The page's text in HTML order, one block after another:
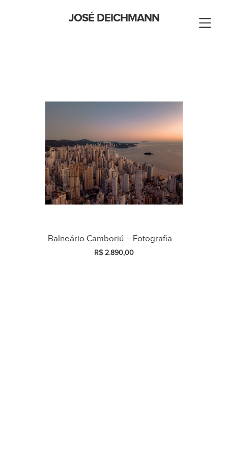
JOSÉ DEICHMANN
Balneário Camboriú – Fotografia ...
R$2.890,00